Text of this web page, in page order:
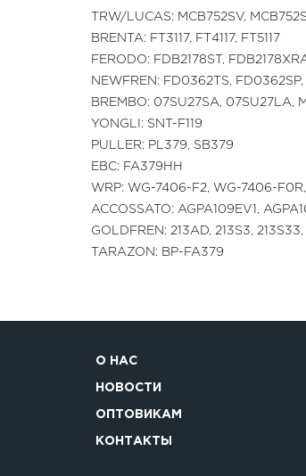
TRW/LUCAS: MCB752SV,
BRENTA: FT3117, FT4117, FT5117
FERODO: FDB2178ST,
NEWFREN: FD0362TS, FD0362SP,
BREMBO: 07SU27SA, 07SU27LA,
YONGLI: SNT-F119
PULLER: PL379, SB379
EBC: FA379HH
WRP: WG-7406-F2, WG-7406-
ACCOSSATO: AGPA109EV1,
GOLDFREN: 213AD, 213S3, 213S33,
TARAZON: BP-FA379
О НАС
НОВОСТИ
ОПТОВИКАМ
КОНТАКТЫ